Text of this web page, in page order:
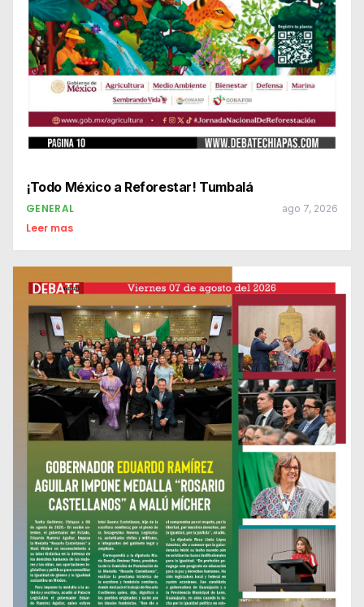
¡Todo México a Reforestar! Tumbalá
GENERAL ago 7, 2026
Leer mas